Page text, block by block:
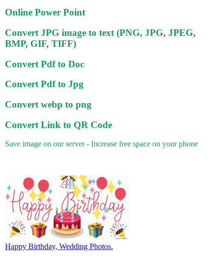
Online Power Point
Convert JPG image to text (PNG, JPG, JPEG,
BMP, GIF, TIFF)
Convert Pdf to Doc
Convert Pdf to Jpg
Convert webp to png
Convert Link to QR Code
Save image on our server - Increase free space on your phone
Happy Birthday, Wedding Photos.